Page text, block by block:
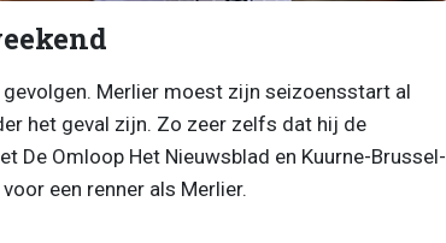
Merlier moest zijn seizoensstart al
het geval zijn. Zo zeer zelfs dat hij de
De Omloop Het Nieuwsblad en Kuurne-Brussel-
een renner als Merlier.